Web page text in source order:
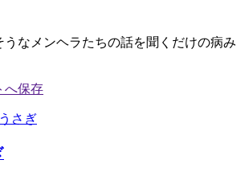
うなメンヘラたちの話を聞くだけの病み